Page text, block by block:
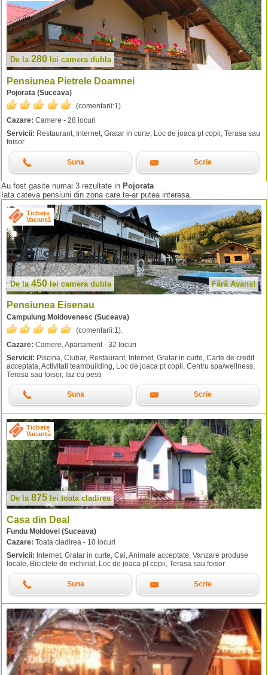
De la 280 lei camera dubla
Pensiunea Pietrele Doamnei
Pojorata (Suceava)
(comentarii:1).
Cazare: Camere - 28 locuri
Servicii: Restaurant, Internet, Gratar in curte, Loc de joaca pt copii, Terasa sau
foisor
Suna Scrie
Au fost gasite numai 3 rezultate in Pojorata
Iata cateva pensiuni din zona care te-ar putea interesa.
Tichete
Vacanță
De la450leicamera dubla Fără Avans!
Pensiunea Eisenau
Campulung Moldovenesc (Suceava)
(comentarii:1).
Cazare: Camere, Apartament - 32 locuri
Servicii: Piscina, Ciubar, Restaurant, Internet, Gratar in curte, Carte de credit
acceptata, Activitati teambuilding, Loc de joaca pt copii, Centru spa/wellness,
Terasa sau foisor, Iaz cu pesti
Suna Scrie
Tichete
Vacanță
De la 875 lei toata cladirea
Casa din Deal
Fundu Moldovei (Suceava)
Cazare: Toata cladirea - 10 locuri
Servicii: Internet, Gratar in curte, Cai, Animale acceptate, Vanzare produse
locale, Biciclete de inchiriat, Loc de joaca pt copii, Terasa sau foisor
Suna Scrie